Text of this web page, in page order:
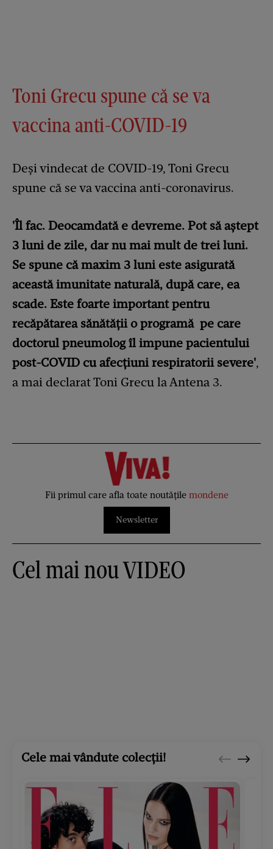
Toni Grecu spune că se va
vaccina anti-COVID-19
Deși vindecat de COVID-19, Toni Grecu
spune că se va vaccina anti-coronavirus.
'Îl fac. Deocamdată e devreme. Pot să aştept
3 luni de zile, dar nu mai mult de trei luni.
Se spune că maxim 3 luni este asigurată
această imunitate naturală, după care, ea
scade. Este foarte important pentru
recăpătarea sănătăţii o programă pe care
doctorul pneumolog îl impune pacientului
post-COVID cu afecţiuni respiratorii severe',
a mai declarat Toni Grecu la Antena 3.
Fii primul care afla toate noutățile mondene
Newsletter
Cel mai nou VIDEO
Cele mai vândute colecții!